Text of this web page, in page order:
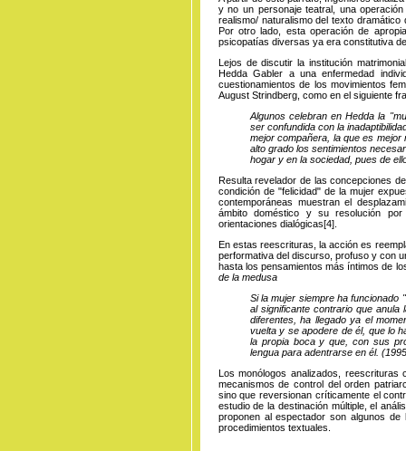
y no un personaje teatral, una
realismo/ naturalismo del texto
Por otro lado, esta operación de
psicopatías diversas ya era constitutiva
Lejos de discutir la institución
Hedda Gabler a una enfermedad
cuestionamientos de los movimientos
August Strindberg, como en el siguiente
Algunos celebran en Hedda la
ser confundida con la
mejor compañera, la que es
alto grado los sentimientos
hogar y en la sociedad, pues de
Resulta revelador de las concepciones
condición de "felicidad" de la mujer
contemporáneas muestran el
ámbito doméstico y su resolución
orientaciones dialógicas[4].
En estas reescrituras, la acción es
performativa del discurso, profuso y con
hasta los pensamientos más íntimos de
de la medusa
Si la mujer siempre ha funcionado
al significante contrario que
diferentes, ha llegado ya el
vuelta y se apodere de él, que lo
la propia boca y que, con sus
lengua para adentrarse en él.
Los monólogos analizados, reescrituras
mecanismos de control del orden
sino que reversionan críticamente el
estudio de la destinación múltiple, el
proponen al espectador son algunos
procedimientos textuales.